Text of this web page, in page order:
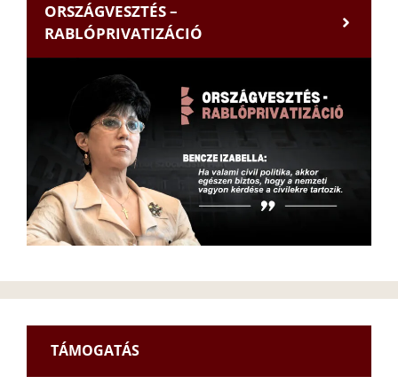
ORSZÁGVESZTÉS –
RABLÓPRIVATIZÁCIÓ
TÁMOGATÁS